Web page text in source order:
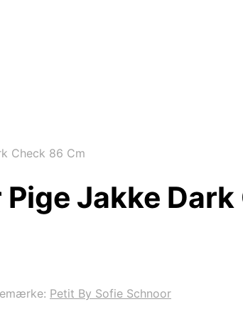
Check 86 Cm
Jakke
Petit By Sofie Schnoor